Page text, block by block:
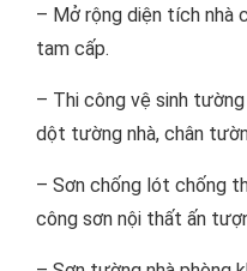
– Mở rộng diện tích nhà
tam cấp.
– Thi công vệ sinh
dột tường nhà, chân
– Sơn chống lót chống
công sơn nội thất ấn